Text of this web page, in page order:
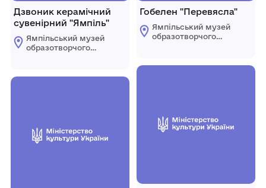
Дзвоник керамічний
сувенірний "Ямпіль"
Ямпільський музей
образотворчого
Гобелен "Перевясла"
Ямпільський музей
образотворчого